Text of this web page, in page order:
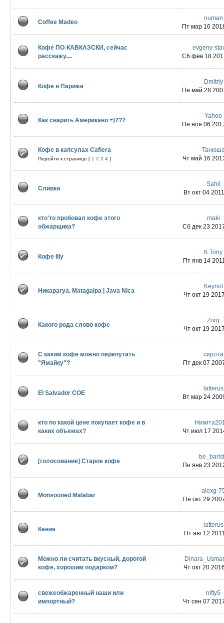
Coffee Madeo
numan
Пт мар 16
Кофе ПО-КАВКАЗСКИ, сейчас
расскажу....
evgeny-
Сб фев 18
Кофе в Париже
Dmitriy
Пн май 28
Как сварить Американо =)???
Yahoo
Пн ноя 06
Кофе в капсулах Cafiera
Перейти к странице [ 1 2 3 4 ]
Чт май 16
Сливки
Sahil
Вт окт 04
кто'то пробовал кофе этого
обжарщика?
maki
Сб дек 23
Кофе Illy
K.Tony
Пт янв 14
Никарагуа. Matagalpa | Java Nica
Keynol
Чт окт 19
Какого рода слово кофе
Zorg
Чт окт 19
С каким кофе можно перепутать
"Ямайку"?
сирота
Пт дек 07
El Salvador COE
latterus
Вт мар 24
кто по какой цене покупает кофе и в
каких объемах?
Чт июл 17
[голосование] Старое кофе
Пн янв 23
Monsooned Malabar
alexg-
Пн окт 29
Кения
latterus
Пт авг 12
Можно ли считать вкусный, дорогой
кофе, хорошим подарком?
Чт окт 20
свежеобжаренный наши или
импортный?
nifty5
Чт сен 07